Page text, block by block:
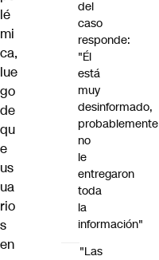
lé
mi
ca,
lue
go
de
qu
e
us
ua
rio
s
en
del
caso
responde:
"Él
está
muy
desinformado,
probablemente
no
le
entregaron
toda
la
información"
"Las